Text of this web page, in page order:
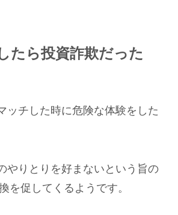
たら投資詐欺だった
ッチした時に危険な体験をした
やりとりを好まないという旨の
を促してくるようです。